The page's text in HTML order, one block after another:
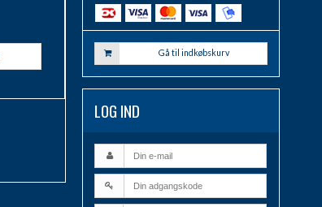
Gå til indkøbskurv
LOG IND